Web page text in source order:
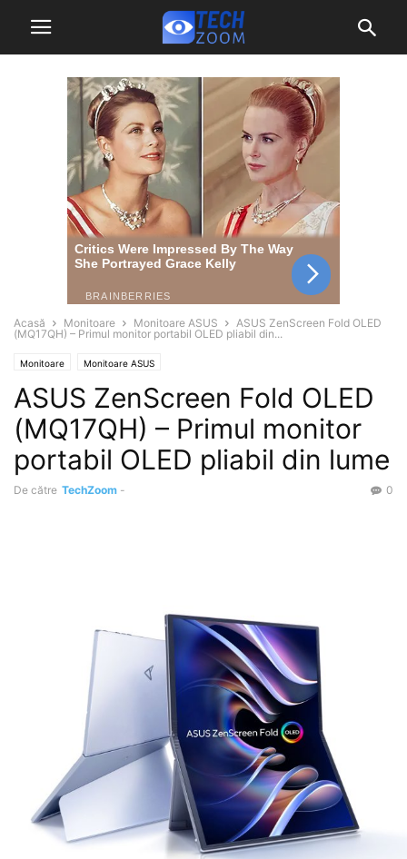
Acasă Monitoare Monitoare ASUS
ASUS ZenScreen Fold OLED
(MQ17QH) – Primul monitor portabil OLED pliabil din...
Monitoare Monitoare ASUS
ASUS ZenScreen Fold OLED
(MQ17QH) – Primul monitor
portabil OLED pliabil din lume
De către TechZoom - 0